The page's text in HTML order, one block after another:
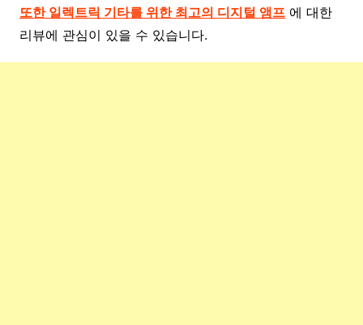
또한 일렉트릭 기타를 위한 최고의 디지털 앰프에 대한
리뷰에 관심이 있을 수 있습니다.